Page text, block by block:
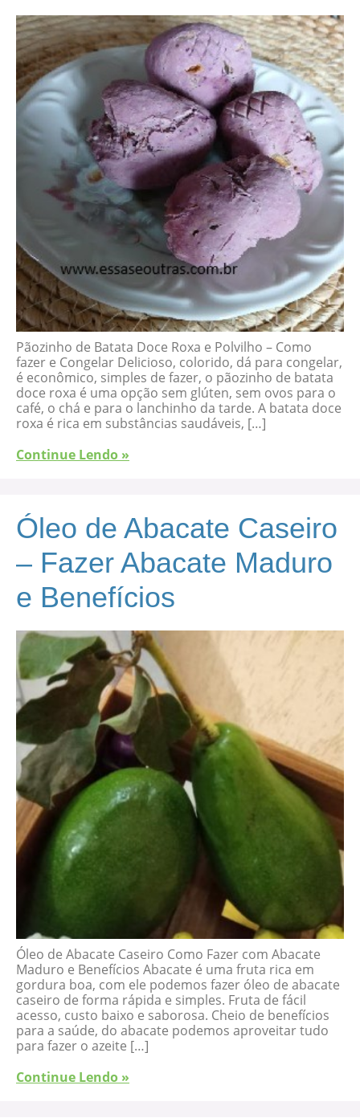
Pãozinho de Batata Doce Roxa e Polvilho – Como
fazer e Congelar Delicioso, colorido, dá para congelar,
é econômico, simples de fazer, o pãozinho de batata
doce roxa é uma opção sem glúten, sem ovos para o
café, o chá e para o lanchinho da tarde. A batata doce
roxa é rica em substâncias saudáveis, […]
Continue Lendo »
Óleo de Abacate Caseiro
– Fazer Abacate Maduro
e Benefícios
Óleo de Abacate Caseiro Como Fazer com Abacate
Maduro e Benefícios Abacate é uma fruta rica em
gordura boa, com ele podemos fazer óleo de abacate
caseiro de forma rápida e simples. Fruta de fácil
acesso, custo baixo e saborosa. Cheio de benefícios
para a saúde, do abacate podemos aproveitar tudo
para fazer o azeite […]
Continue Lendo »